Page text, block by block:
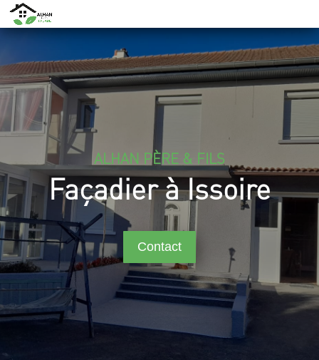
ALHAN PÈRE & FILS
Façadier à Issoire
Contact